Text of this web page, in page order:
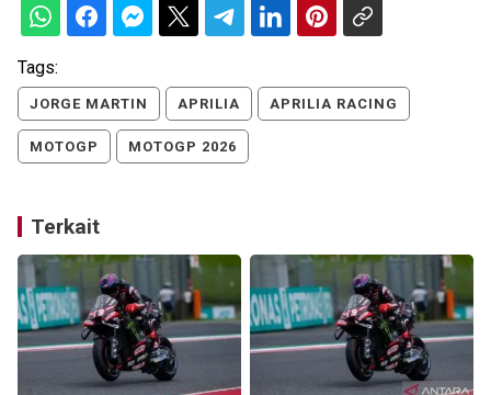
Tags:
JORGE MARTIN APRILIA APRILIA RACING
MOTOGP MOTOGP 2026
Terkait